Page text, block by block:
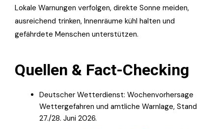
Lokale Warnungen verfolgen, direkte Sonne meiden,
ausreichend trinken, Innenräume kühl halten und
gefährdete Menschen unterstützen.
Quellen & Fact-Checking
Deutscher Wetterdienst: Wochenvorhersage
Wettergefahren und amtliche Warnlage, Stand
27./28. Juni 2026.